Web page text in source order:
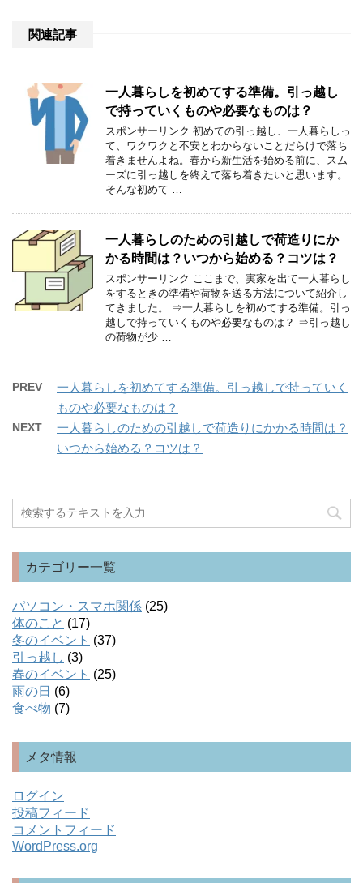
関連記事
一人暮らしを初めてする準備。引っ越し
で持っていくものや必要なものは？
スポンサーリンク 初めての引っ越し、一人暮らしっ
て、ワクワクと不安とわからないことだらけで落ち
着きませんよね。春から新生活を始める前に、スム
ーズに引っ越しを終えて落ち着きたいと思います。
そんな初めて …
一人暮らしのための引越しで荷造りにか
かる時間は？いつから始める？コツは？
スポンサーリンク ここまで、実家を出て一人暮らし
をするときの準備や荷物を送る方法について紹介し
てきました。 ⇒一人暮らしを初めてする準備。引っ
越しで持っていくものや必要なものは？ ⇒引っ越し
の荷物が少 …
PREV
一人暮らしを初めてする準備。引っ越しで持っていく
ものや必要なものは？
NEXT
一人暮らしのための引越しで荷造りにかかる時間は？
いつから始める？コツは？
カテゴリー一覧
パソコン・スマホ関係 (25)
体のこと (17)
冬のイベント (37)
引っ越し (3)
春のイベント (25)
雨の日 (6)
食べ物 (7)
メタ情報
ログイン
投稿フィード
コメントフィード
WordPress.org